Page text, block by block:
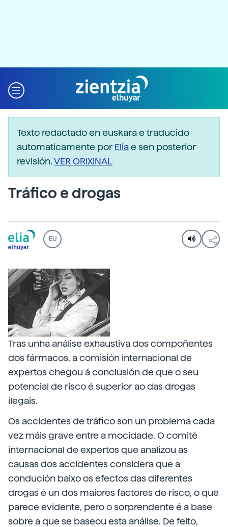
Texto redactado en euskara e traducido
automaticamente porEliae sen posterior
revisión.VER ORIXINAL
Tráfico e drogas
EU
Tras unha análise exhaustiva dos compoñentes
dos fármacos, a comisión internacional de
expertos chegou á conclusión de que o seu
potencial de risco é superior ao das drogas
ilegais.
Os accidentes de tráfico son un problema cada
vez máis grave entre a mocidade. O comité
internacional de expertos que analizou as
causas dos accidentes considera que a
condución baixo os efectos das diferentes
drogas é un dos maiores factores de risco, o que
parece evidente, pero o sorprendente é a base
sobre a que se baseou esta análise. De feito,